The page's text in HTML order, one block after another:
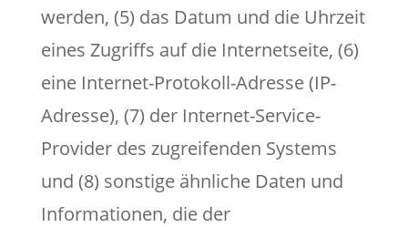
werden, (5) das Datum und die Uhrzeit
eines Zugriffs auf die Internetseite, (6)
eine Internet-Protokoll-Adresse (IP-
Adresse), (7) der Internet-Service-
Provider des zugreifenden Systems
und (8) sonstige ähnliche Daten und
Informationen, die der